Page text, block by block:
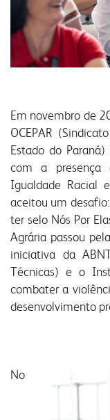
pesquisa
laboratório
unidades
administração
parceiros comerciais
relatório anual
comunidade
fundação semmelweis
integração solidária
esporte e lazer
nossa conduta
vídeo nossa conduta
programa nossa conduta
produtos
vendas
malte
inicial
produtos
receitas
do campo ao copo
biblioteca digital
vídeos
Em novembro de
OCEPAR
Estado do
com a presença
Igualdade Racial
aceitou um
ter selo Nós Por
Agrária passou
iniciativa da
Técnicas) e o
combater a
desenvolvimento
No